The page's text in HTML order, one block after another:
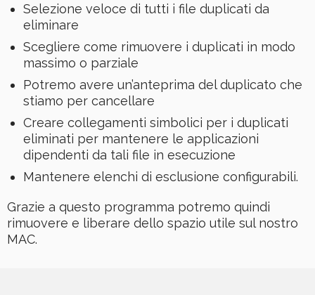
Selezione veloce di tutti i file duplicati da
eliminare
Scegliere come rimuovere i duplicati in modo
massimo o parziale
Potremo avere un’anteprima del duplicato che
stiamo per cancellare
Creare collegamenti simbolici per i duplicati
eliminati per mantenere le applicazioni
dipendenti da tali file in esecuzione
Mantenere elenchi di esclusione configurabili.
Grazie a questo programma potremo quindi
rimuovere e liberare dello spazio utile sul nostro
MAC.